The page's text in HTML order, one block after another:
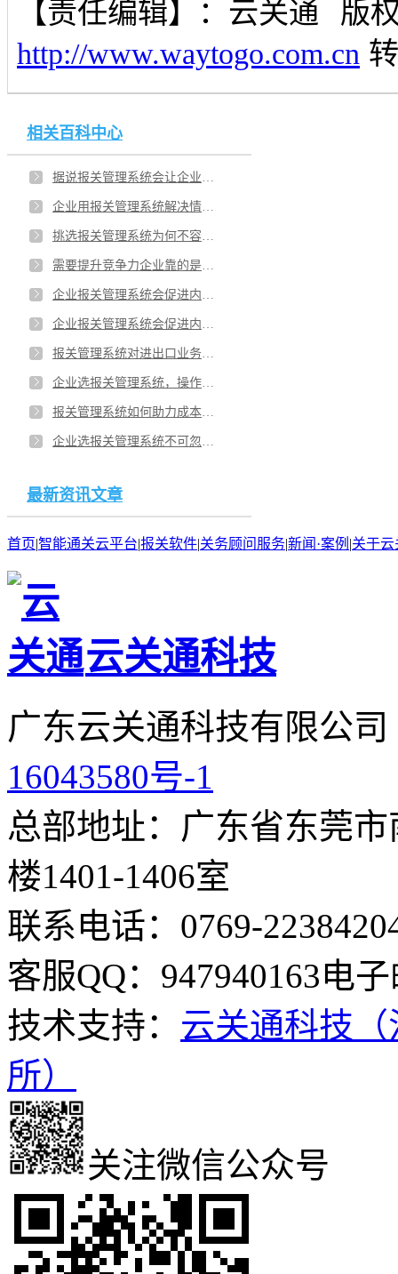
【责任编辑】： 云关通
版
http://www.waytogo.com.cn
相关百科中心
据说报关管理系统会让企业安稳发展？企业怎样借助报关管理系统提高价值优化流程？
企业用报关管理系统解决情况多的贸易方式？企业选报关管理系统要重视系统什么？
挑选报关管理系统为何不容小瞧？报关管理系统是企业轻松应对的重要武器吗？
需要提升竞争力企业靠的是报关软件吗？企业如何通过报关管理系统在关务管理上有突破？
企业报关管理系统会促进内部优化吗？选报关管理系统服务能力也要重点考察？
企业报关管理系统会促进内部优化吗？选报关管理系统服务能力也要重点考察？
报关管理系统对进出口业务助力大吗？企业选报关管理系统要点有哪些？
企业选报关管理系统，操作简单是重点？企业主要连接就是报关管理系统吗？
报关管理系统如何助力成本控制？企业挑选报关管理系统稳定性如何？
企业选报关管理系统不可忽视哪些？企业合规经营的有力保障就靠报关管理系统？
最新资讯文章
首页 智能通关云平台 报关软件 关务顾问服务新闻·案例 关于云
云关通科技
广东云关通科技有限公
16043580号-1
总部地址：广东省东莞
楼1401-1406室
联系电话：0769-
客服QQ：947940163电子
技术支持： 云关通科技
所）
关注微信公众号